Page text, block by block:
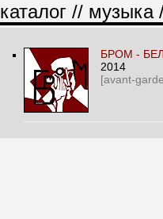
каталог // музыка
БРОМ -
2014
[avant-